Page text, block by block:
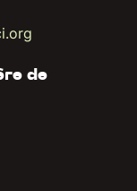
de